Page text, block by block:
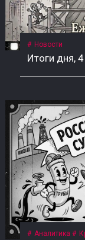
Новости
Итоги дня, 4
Аналитика